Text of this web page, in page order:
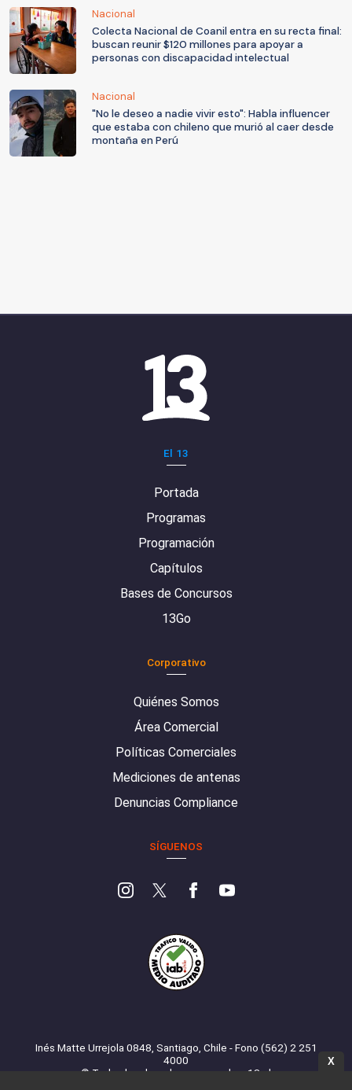
Nacional
Colecta Nacional de Coanil entra en su recta final:
buscan reunir $120 millones para apoyar a
personas con discapacidad intelectual
Nacional
"No le deseo a nadie vivir esto": Habla influencer
que estaba con chileno que murió al caer desde
montaña en Perú
El 13
Portada
Programas
Programación
Capítulos
Bases de Concursos
13Go
Corporativo
Quiénes Somos
Área Comercial
Políticas Comerciales
Mediciones de antenas
Denuncias Compliance
SÍGUENOS
Inés Matte Urrejola 0848, Santiago, Chile - Fono (562) 2 251
4000
© Todos los derechos reservados. 13.cl
X